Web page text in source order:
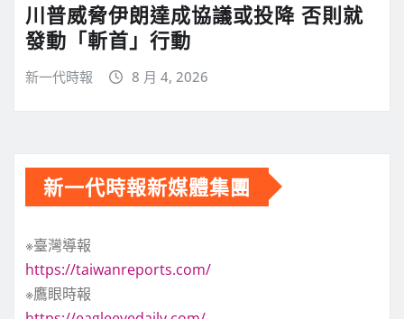
川普威脅伊朗達成協議或投降 否則就
發動「斬首」行動
新一代時報 8 月 4, 2026
新一代時報新媒體集團
※臺灣導報
https://taiwanreports.com/
※鷹眼時報